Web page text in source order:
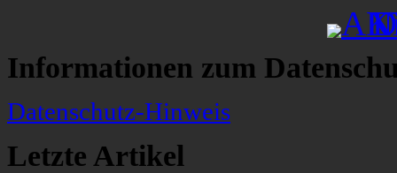
Informationen zum
Datenschutz-Hinweis
Letzte Artikel